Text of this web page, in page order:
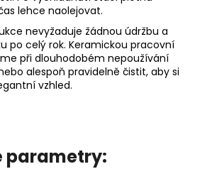
lehce naolejovat.
nevyžaduje žádnou údržbu a
po celý rok. Keramickou pracovní
při dlouhodobém nepoužívání
alespoň pravidelně čistit, aby si
vzhled.
parametry: